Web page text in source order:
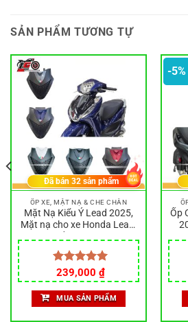
SẢN PHẨM TƯƠNG TỰ
ỐP XE, MẶT NẠ & CHE CHẮN
Mặt Nạ Kiểu Ý Lead 2025,
Mặt nạ cho xe Honda Lead,
Nạ Xe Máy
Được xếp
hạng5.00
5 sao
239,000 ₫
Đã bán 32sản phẩm
MUA SẢN PHẨM
-5%
Ốp